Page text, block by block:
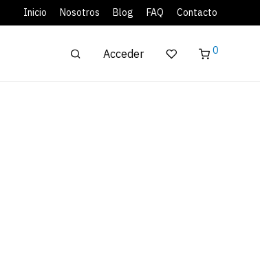
Inicio Nosotros Blog FAQ Contacto
Acceder 0